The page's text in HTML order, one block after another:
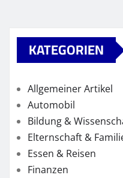
KATEGORIEN
Allgemeiner Artikel
Automobil
Bildung &
Elternschaft &
Essen & Reisen
Finanzen